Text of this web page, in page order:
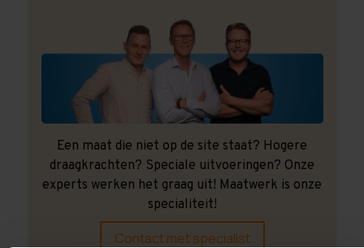
Een maat die niet op de site staat? Hogere
draagkrachten? Speciale uitvoeringen? Onze
experts werken het graag uit! Maatwerk is onze
specialiteit!
Contact met specialist